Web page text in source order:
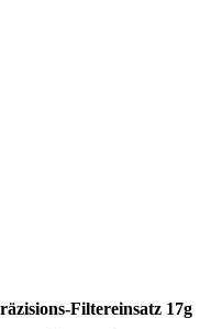
Filtereinsatz 17g